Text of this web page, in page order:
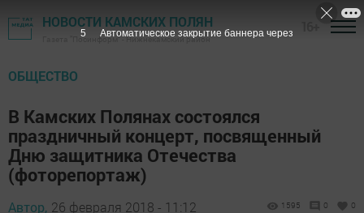
НОВОСТИ КАМСКИХ ПОЛЯН
Газета "Посинформ" - Нижнекамский район
ОБЩЕСТВО
В Камских Полянах состоялся
праздничный концерт, посвященный
Дню защитника Отечества
(фоторепортаж)
Автор, 26 февраля 2018 - 11:12 1595 0 0
4 Автоматическое закрытие баннера через